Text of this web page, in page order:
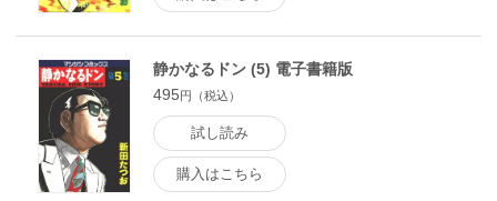
静かなるドン (5) 電子書籍版
495円（税込）
試し読み
購入はこちら